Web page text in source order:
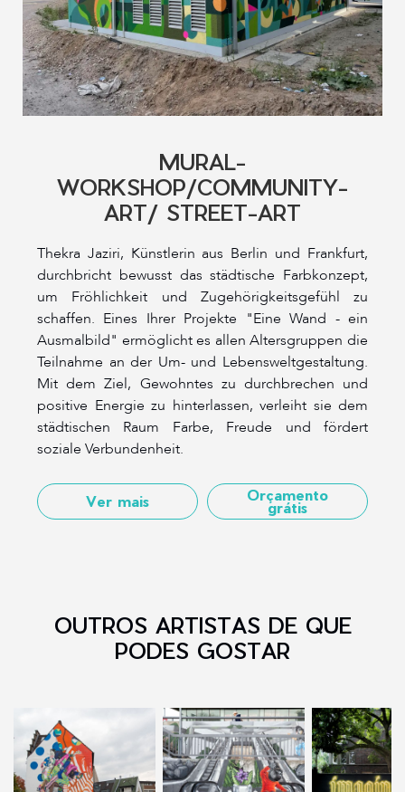
MURAL-
WORKSHOP/COMMUNITY-
ART/ STREET-ART
Thekra Jaziri, Künstlerin aus Berlin und Frankfurt,
durchbricht bewusst das städtische Farbkonzept,
um Fröhlichkeit und Zugehörigkeitsgefühl zu
schaffen. Eines Ihrer Projekte "Eine Wand - ein
Ausmalbild" ermöglicht es allen Altersgruppen die
Teilnahme an der Um- und Lebensweltgestaltung.
Mit dem Ziel, Gewohntes zu durchbrechen und
positive Energie zu hinterlassen, verleiht sie dem
städtischen Raum Farbe, Freude und fördert
soziale Verbundenheit.
Ver mais Orçamento
grátis
OUTROS ARTISTAS DE QUE
PODES GOSTAR